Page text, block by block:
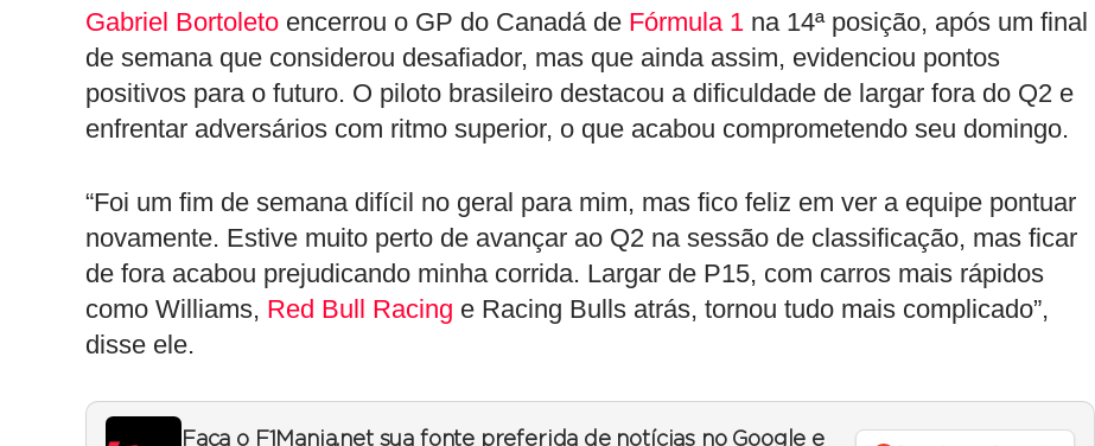
Gabriel Bortoleto encerrou o GP do Canadá de Fórmula 1 na 14ª posição, após um final
de semana que considerou desafiador, mas que ainda assim, evidenciou pontos
positivos para o futuro. O piloto brasileiro destacou a dificuldade de largar fora do Q2 e
enfrentar adversários com ritmo superior, o que acabou comprometendo seu domingo.
“Foi um fim de semana difícil no geral para mim, mas fico feliz em ver a equipe pontuar
novamente. Estive muito perto de avançar ao Q2 na sessão de classificação, mas ficar
de fora acabou prejudicando minha corrida. Largar de P15, com carros mais rápidos
como Williams, Red Bull Racing e Racing Bulls atrás, tornou tudo mais complicado”,
disse ele.
Faça o F1Mania.net sua fonte preferida de notícias no Google e